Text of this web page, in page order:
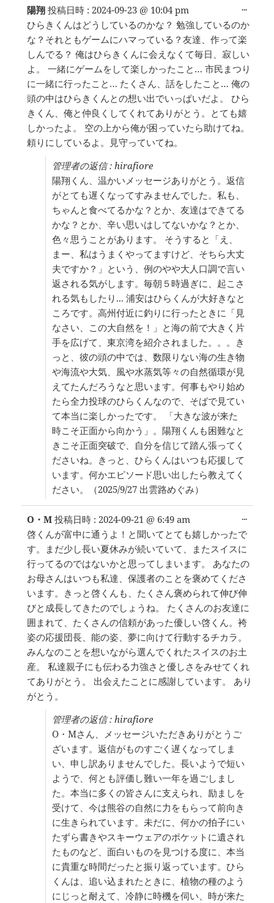
陽翔投稿日時 : 2024-09-23 @ 10:04 pm
ひらきくんはどうしているのかな？ 勉強しているのか
な？それともゲームにハマっている？友達、作って楽
しんでる？ 俺はひらきくんに会えなくて毎日、寂しい
よ。 一緒にゲームをして楽しかったこと… 市民まつり
に一緒に行ったこと… たくさん、話をしたこと… 俺の
頭の中はひらきくんとの想い出でいっぱいだよ。 ひら
きくん、俺と仲良くしてくれてありがとう。とても嬉
しかったよ。 空の上から俺が困っていたら助けてね。
頼りにしているよ。見守っていてね。
管理者の返信 : hirafiore
陽翔くん、温かいメッセージありがとう。返信
がとても遅くなってすみませんでした。私も、
ちゃんと食べてるかな？とか、友達はできてる
かな？とか、辛い思いはしてないかな？とか、
色々思うことがあります。 そうすると「え、
まー、私はうまくやってますけど、そちら大丈
夫ですか？」という、例のやや大人口調で言い
返される気がします。毎朝５時過ぎに、起こさ
れる気もしたり... 浦安はひらくんが大好きなと
ころです。高州付近に釣りに行ったときに「見
なさい、この大自然を！」と海の前で大きく片
手を広げて、東京湾を紹介されました。。。き
っと、彼の頭の中では、数限りない海の生き物
や海流や大気、風や水蒸気等々の自然循環が見
えてたんだろうなと思います。何事もやり始め
たら全力投球のひらくんなので、そばで見てい
て本当に楽しかったです。 「大きな波が来た
時こそ正面から向かう」。陽翔くんも困難なと
きこそ正面突破で、自分を信じて踏ん張ってく
ださいね。きっと、ひらくんはいつも応援して
います。何かエピソード思い出したら教えてく
ださい。（2025/9/27 出雲路めぐみ）
...こ
メ
タ
ボ
ク
ス
切
り
O・M投稿日時 : 2024-09-21 @ 6:49 am
啓くんが富中に通うよ！と聞いてとても嬉しかったで
す。まだ少し長い夏休みが続いていて、またスイスに
行ってるのではないかと思ってしまいます。 あなたの
お母さんはいつも私達、保護者のことを褒めてくださ
います。きっと啓くんも、たくさん褒められて伸び伸
びと成長してきたのでしょうね。 たくさんのお友達に
囲まれて、たくさんの信頼があった優しい啓くん。袴
姿の応援団長、能の姿、夢に向けて行動するチカラ。
みんなのことを想いながら選んでくれたスイスのお土
産。 私達親子にも伝わる力強さと優しさをみせてくれ
てありがとう。 出会えたことに感謝しています。 あり
がとう。
管理者の返信 : hirafiore
O・Mさん、メッセージいただきありがとうご
ざいます。返信がものすごく遅くなってしま
い、申し訳ありませんでした。長いようで短い
ようで、何とも評価し難い一年を過ごしまし
た。本当に多くの皆さんに支えられ、励ましを
受けて、今は熊谷の自然に力をもらって前向き
に生きられています。未だに、何かの拍子にい
たずら書きやスキーウェアのポケットに遺され
たものなど、面白いものを見つける度に、本当
に貴重な時間だったと振り返っています。ひら
くんは、追い込まれたときに、植物の種のよう
にじっと耐えて、冷静に時機を伺い、時が来た
...こ
メ
タ
ボ
ッ
ス
を